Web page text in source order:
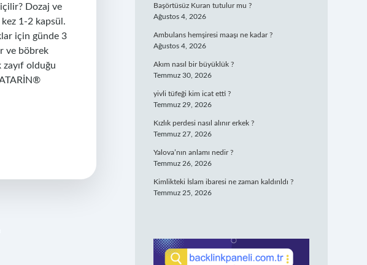
Dozaj ve
1-2 kapsül.
için günde 3
ve böbrek
zayıf olduğu
Başörtüsüz Kuran tutulur mu ?
Ağustos 4, 2026
Ambulans hemşiresi maaşı ne kadar ?
Ağustos 4, 2026
Akım nasıl bir büyüklük ?
Temmuz 30, 2026
yivli tüfeği kim icat etti ?
Temmuz 29, 2026
Kızlık perdesi nasıl alınır erkek ?
Temmuz 27, 2026
Yalova’nın anlamı nedir ?
Temmuz 26, 2026
Kimlikteki İslam ibaresi ne zaman kaldırıldı ?
Temmuz 25, 2026